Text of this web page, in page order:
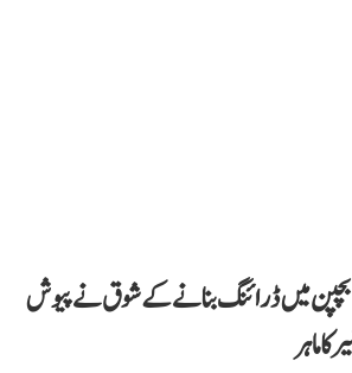
ہیں کامیاب-15: بچپن میں ڈرائنگ بنانے کے شوق نے پیوش
کا ماہر